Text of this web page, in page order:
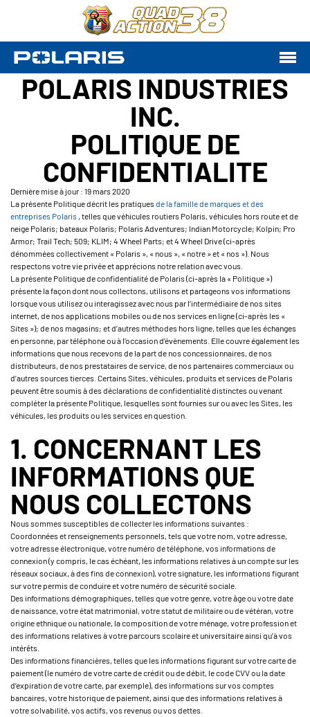
POLARIS INDUSTRIES
INC.
POLITIQUE DE
CONFIDENTIALITE
Dernière mise à jour : 19 mars 2020
La présente Politique décrit les pratiquesde la famille de marques et des
entreprises Polaris , telles que véhicules routiers Polaris, véhicules hors route et de
neige Polaris; bateaux Polaris; Polaris Adventures; Indian Motorcycle; Kolpin; Pro
Armor; Trail Tech; 509; KLIM; 4 Wheel Parts; et 4 Wheel Drive (ci-après
dénommées collectivement « Polaris », « nous », « notre » et « nos »). Nous
respectons votre vie privée et apprécions notre relation avec vous.
La présente Politique de confidentialité de Polaris (ci-après la « Politique »)
présente la façon dont nous collectons, utilisons et partageons vos informations
lorsque vous utilisez ou interagissez avec nous par l’intermédiaire de nos sites
internet, de nos applications mobiles ou de nos services en ligne (ci-après les «
Sites »); de nos magasins; et d’autres méthodes hors ligne, telles que les échanges
en personne, par téléphone ou à l’occasion d’évènements. Elle couvre également les
informations que nous recevons de la part de nos concessionnaires, de nos
distributeurs, de nos prestataires de service, de nos partenaires commerciaux ou
d’autres sources tierces. Certains Sites, véhicules, produits et services de Polaris
peuvent être soumis à des déclarations de confidentialité distinctes ou venant
compléter la présente Politique, lesquelles sont fournies sur ou avec les Sites, les
véhicules, les produits ou les services en question.
1. CONCERNANT LES
INFORMATIONS QUE
NOUS COLLECTONS
Nous sommes susceptibles de collecter les informations suivantes :
Coordonnées et renseignements personnels, tels que votre nom, votre adresse,
votre adresse électronique, votre numéro de téléphone, vos informations de
connexion (y compris, le cas échéant, les informations relatives à un compte sur les
réseaux sociaux, à des fins de connexion), votre signature, les informations figurant
sur votre permis de conduire et votre numéro de sécurité sociale.
Des informations démographiques, telles que votre genre, votre âge ou votre date
de naissance, votre état matrimonial, votre statut de militaire ou de vétéran, votre
origine ethnique ou nationale, la composition de votre ménage, votre profession et
des informations relatives à votre parcours scolaire et universitaire ainsi qu’à vos
intérêts.
Des informations financières, telles que les informations figurant sur votre carte de
paiement (le numéro de votre carte de crédit ou de débit, le code CVV ou la date
d’expiration de votre carte, par exemple), des informations sur vos comptes
bancaires, votre historique de paiement, ainsi que des informations relatives à
votre solvabilité, vos actifs, vos revenus ou vos dettes.